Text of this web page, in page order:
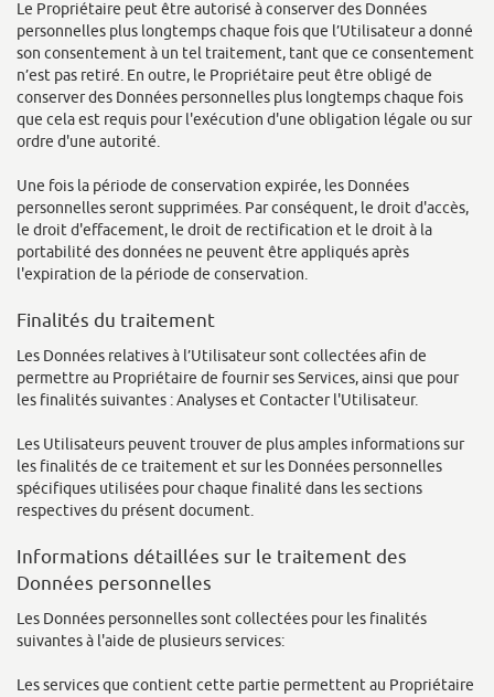
Le Propriétaire peut être autorisé à conserver des Données
personnelles plus longtemps chaque fois que l’Utilisateur a donné
son consentement à un tel traitement, tant que ce consentement
n’est pas retiré. En outre, le Propriétaire peut être obligé de
conserver des Données personnelles plus longtemps chaque fois
que cela est requis pour l'exécution d'une obligation légale ou sur
ordre d'une autorité.
Une fois la période de conservation expirée, les Données
personnelles seront supprimées. Par conséquent, le droit d'accès,
le droit d'effacement, le droit de rectification et le droit à la
portabilité des données ne peuvent être appliqués après
l'expiration de la période de conservation.
Finalités du traitement
Les Données relatives à l’Utilisateur sont collectées afin de
permettre au Propriétaire de fournir ses Services, ainsi que pour
les finalités suivantes : Analyses et Contacter l'Utilisateur.
Les Utilisateurs peuvent trouver de plus amples informations sur
les finalités de ce traitement et sur les Données personnelles
spécifiques utilisées pour chaque finalité dans les sections
respectives du présent document.
Informations détaillées sur le traitement des
Données personnelles
Les Données personnelles sont collectées pour les finalités
suivantes à l'aide de plusieurs services:
Les services que contient cette partie permettent au Propriétaire